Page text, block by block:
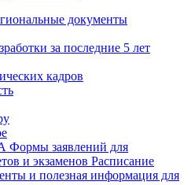
документы
за последние 5 лет
кадров
Формы заявлений для
и экзаменов Расписание
и полезная информация для